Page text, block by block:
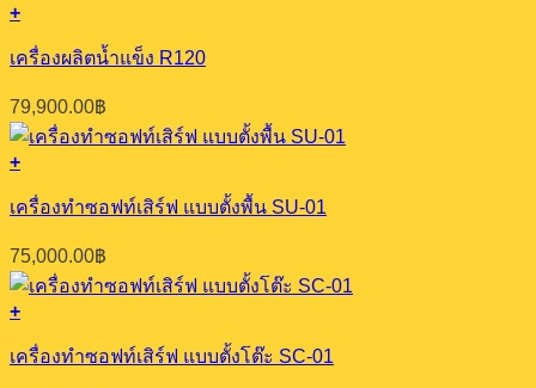
+
เครื่องผลิตน้ำแข็ง R120
79,900.00฿
+
เครื่องทำซอฟท์เสิร์ฟ แบบตั้งพื้น SU-01
75,000.00฿
+
เครื่องทำซอฟท์เสิร์ฟ แบบตั้งโต๊ะ SC-01